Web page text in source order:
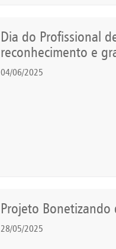
Dia do Profissional
reconhecimento e
04/06/2025
Projeto
28/05/2025